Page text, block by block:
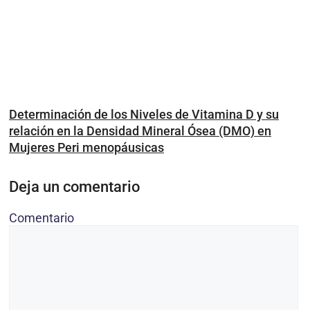
Determinación de los Niveles de Vitamina D y su
relación en la Densidad Mineral Ósea (DMO) en
Mujeres Peri menopáusicas
Deja un comentario
Comentario